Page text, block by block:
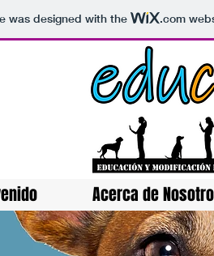
was designed with the .com
Acerca de